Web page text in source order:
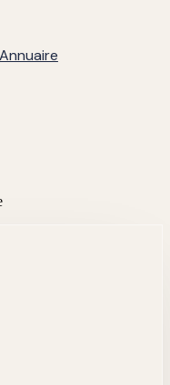
Annuaire